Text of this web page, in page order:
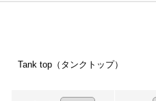
Tank top（タンクトップ）